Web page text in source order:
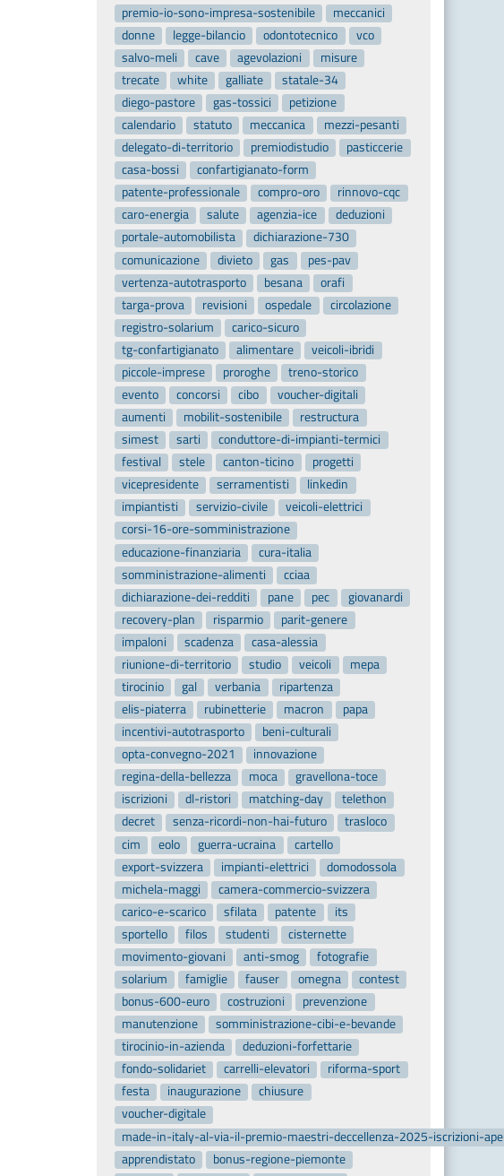
premio-io-sono-impresa-sostenibile
meccanici
donne
legge-bilancio odontotecnico
vco
salvo-meli
cave agevolazioni
misure
trecate
white galliate
statale-34
diego-pastore
gas-tossici
petizione
calendario
statuto meccanica
mezzi-pesanti
delegato-di-territorio
premiodistudio
pasticcerie
casa-bossi
confartigianato-form
patente-professionale
compro-oro
rinnovo-cqc
caro-energia
salute agenzia-ice
deduzioni
portale-automobilista
dichiarazione-730
comunicazione
divieto gas
pes-pav
vertenza-autotrasporto
besana
orafi
targa-prova
revisioni ospedale
circolazione
registro-solarium
carico-sicuro
tg-confartigianato
alimentare
veicoli-ibridi
piccole-imprese
proroghe
treno-storico
evento
concorsi cibo
voucher-digitali
aumenti
mobilit-sostenibile
restructura
simest
sarti
conduttore-di-impianti-termici
festival
stele canton-ticino
progetti
vicepresidente
serramentisti
linkedin
impiantisti
servizio-civile
veicoli-elettrici
corsi-16-ore-somministrazione
educazione-finanziaria
cura-italia
somministrazione-alimenti
cciaa
dichiarazione-dei-redditi
pane pec
giovanardi
recovery-plan
risparmio
parit-genere
impaloni
scadenza
casa-alessia
riunione-di-territorio
studio veicoli
mepa
tirocinio
gal verbania
ripartenza
elis-piaterra
rubinetterie macron
papa
incentivi-autotrasporto
beni-culturali
opta-convegno-2021
innovazione
regina-della-bellezza
moca
gravellona-toce
iscrizioni
dl-ristori matching-day
telethon
decret
senza-ricordi-non-hai-futuro
trasloco
cim
eolo guerra-ucraina
cartello
export-svizzera
impianti-elettrici
domodossola
michela-maggi
camera-commercio-svizzera
carico-e-scarico
sfilata patente
its
sportello
filos studenti
cisternette
movimento-giovani
anti-smog
fotografie
solarium
famiglie fauser omegna
contest
bonus-600-euro
costruzioni
prevenzione
manutenzione
somministrazione-cibi-e-bevande
tirocinio-in-azienda
deduzioni-forfettarie
fondo-solidariet
carrelli-elevatori
riforma-sport
festa
inaugurazione
chiusure
voucher-digitale
made-in-italy-al-via-il-premio-maestri-deccellenza-2025-iscrizioni-
apprendistato
bonus-regione-piemonte